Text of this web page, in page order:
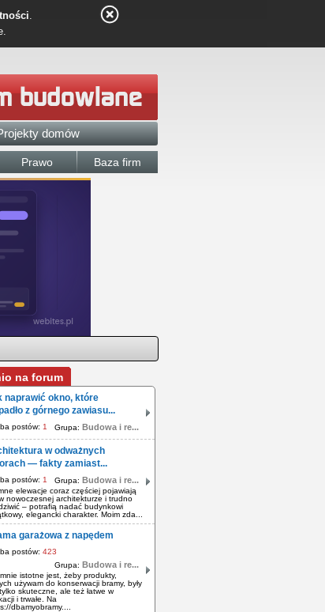
.
domów
Prawo Baza firm
na forum
naprawić okno, które
z górnego zawiasu...
postów: 1 Grupa: Budowa i re...
w odważnych
— fakty zamiast...
postów: 1 Grupa: Budowa i re...
elewacje coraz częściej pojawiają
nowoczesnej architekturze i trudno
– potrafią nadać budynkowi
elegancki charakter. Moim zda...
garażowa z napędem
postów: 423
Grupa: Budowa i re...
istotne jest, żeby produkty,
używam do konserwacji bramy, były
skuteczne, ale też łatwe w
i trwałe. Na
dbamyobramy....